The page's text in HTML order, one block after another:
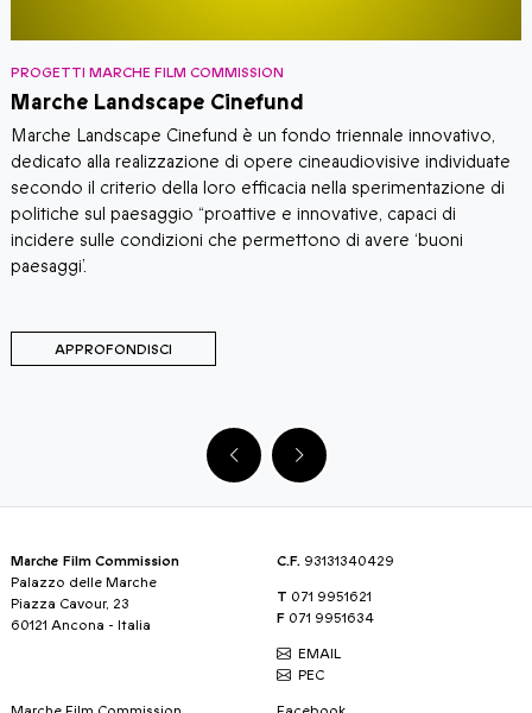
PROGETTI MARCHE FILM COMMISSION
Marche Landscape Cinefund
Marche Landscape Cinefund è un fondo triennale innovativo,
dedicato alla realizzazione di opere cineaudiovisive individuate
secondo il criterio della loro efficacia nella sperimentazione di
politiche sul paesaggio “proattive e innovative, capaci di
incidere sulle condizioni che permettono di avere ‘buoni
paesaggi’.
APPROFONDISCI
Marche Film Commission
Palazzo delle Marche
Piazza Cavour, 23
60121 Ancona - Italia
C.F. 93131340429
T 071 9951621
F 071 9951634
EMAIL
PEC